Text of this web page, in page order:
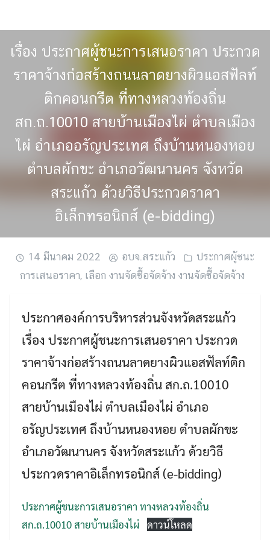
content
Search
Search
เรื่อง ประกาศผู้ชนะการเสนอราคา ประกวด
ราคาจ้างก่อสร้างถนนลาดยางผิวแอสฟัลท์
ติกคอนกรีต ที่ทางหลวงท้องถิ่น
สก.ถ.10010 สายบ้านเมืองไผ่ ตำบลเมือง
ไผ่ อำเภออรัญประเทศ ถึงบ้านหนองหอย
ตำบลผักขะ อำเภอวัฒนานคร จังหวัด
สระแก้ว ด้วยวิธีประกวดราคา
อิเล็กทรอนิกส์ (e-bidding)
14 มีนาคม 2022 อบจ.สระแก้ว
ประกาศผู้ชนะ
การเสนอราคา, เลือก งานจัดซื้อจัดจ้าง งานจัดซื้อจัดจ้าง
ประกาศองค์การบริหารส่วนจังหวัดสระแก้ว
เรื่อง ประกาศผู้ชนะการเสนอราคา ประกวด
ราคาจ้างก่อสร้างถนนลาดยางผิวแอสฟัลท์ติก
คอนกรีต ที่ทางหลวงท้องถิ่น สก.ถ.10010
สายบ้านเมืองไผ่ ตำบลเมืองไผ่ อำเภอ
อรัญประเทศ ถึงบ้านหนองหอย ตำบลผักขะ
อำเภอวัฒนานคร จังหวัดสระแก้ว ด้วยวิธี
ประกวดราคาอิเล็กทรอนิกส์ (e-bidding)
ประกาศผู้ชนะการเสนอราคา ทางหลวงท้องถิ่น
สก.ถ.10010 สายบ้านเมืองไผ่ ดาวน์โหลด